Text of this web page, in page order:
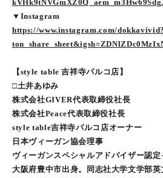
▼Instagram
https://www.instagram.com/
【style table 吉祥寺パルコ店】
□土井あゆみ
株式会社GIVER代表取締役社長
株式会社Peace代表取締役社長
style table吉祥寺パルコ店オーナー
日本ヴィーガン協会理事
ヴィーガンスペシャルアドバイザー認
大阪府豊中市出身。同志社大学文学部